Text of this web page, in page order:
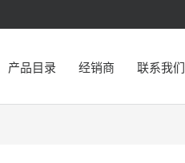
产品目录 经销商 联系我们